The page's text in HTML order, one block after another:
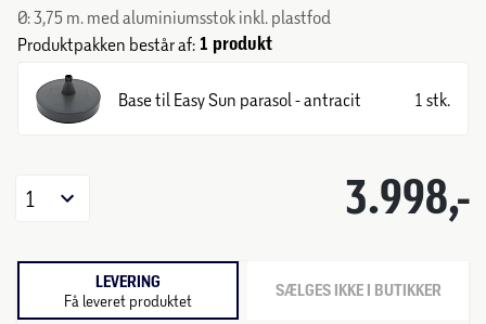
Ø: 3,75 m. med aluminiumsstok inkl. plastfod
Produktpakken består af: 1 produkt
Base til Easy Sun parasol - antracit 1 stk.
3.998,-
1
LEVERING
Få leveret produktet SÆLGES IKKE I BUTIKKER